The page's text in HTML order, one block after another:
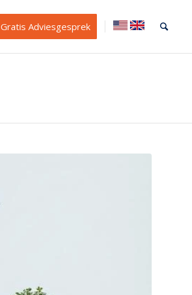
Gratis Adviesgesprek